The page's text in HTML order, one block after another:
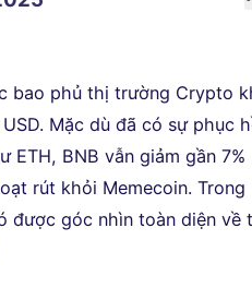
bao phủ thị trường Crypto
Mặc dù đã có sự phục
BNB vẫn giảm gần 7%
rút khỏi Memecoin. Trong
được góc nhìn toàn diện về